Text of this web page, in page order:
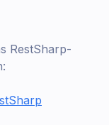
RestSharp-